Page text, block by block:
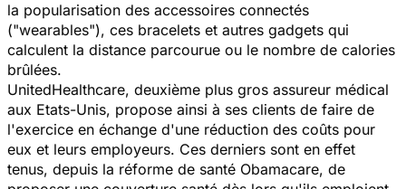
la popularisation des accessoires connectés
("wearables"), ces bracelets et autres gadgets qui
calculent la distance parcourue ou le nombre de calories
brûlées.
UnitedHealthcare, deuxième plus gros assureur médical
aux Etats-Unis, propose ainsi à ses clients de faire de
l'exercice en échange d'une réduction des coûts pour
eux et leurs employeurs. Ces derniers sont en effet
tenus, depuis la réforme de santé Obamacare, de